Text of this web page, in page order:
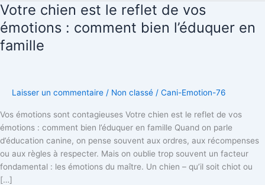
Votre chien est le reflet de vos
émotions : comment bien l’éduquer en
famille
Laisser un commentaire / Non classé / Cani-Emotion-76
Vos émotions sont contagieuses Votre chien est le reflet de vos
émotions : comment bien l’éduquer en famille Quand on parle
d’éducation canine, on pense souvent aux ordres, aux récompenses
ou aux règles à respecter. Mais on oublie trop souvent un facteur
fondamental : les émotions du maître. Un chien – qu’il soit chiot ou
[…]
Votre
chien
est
le
émotions
:
comment
bien
l’éduquer
en
famille